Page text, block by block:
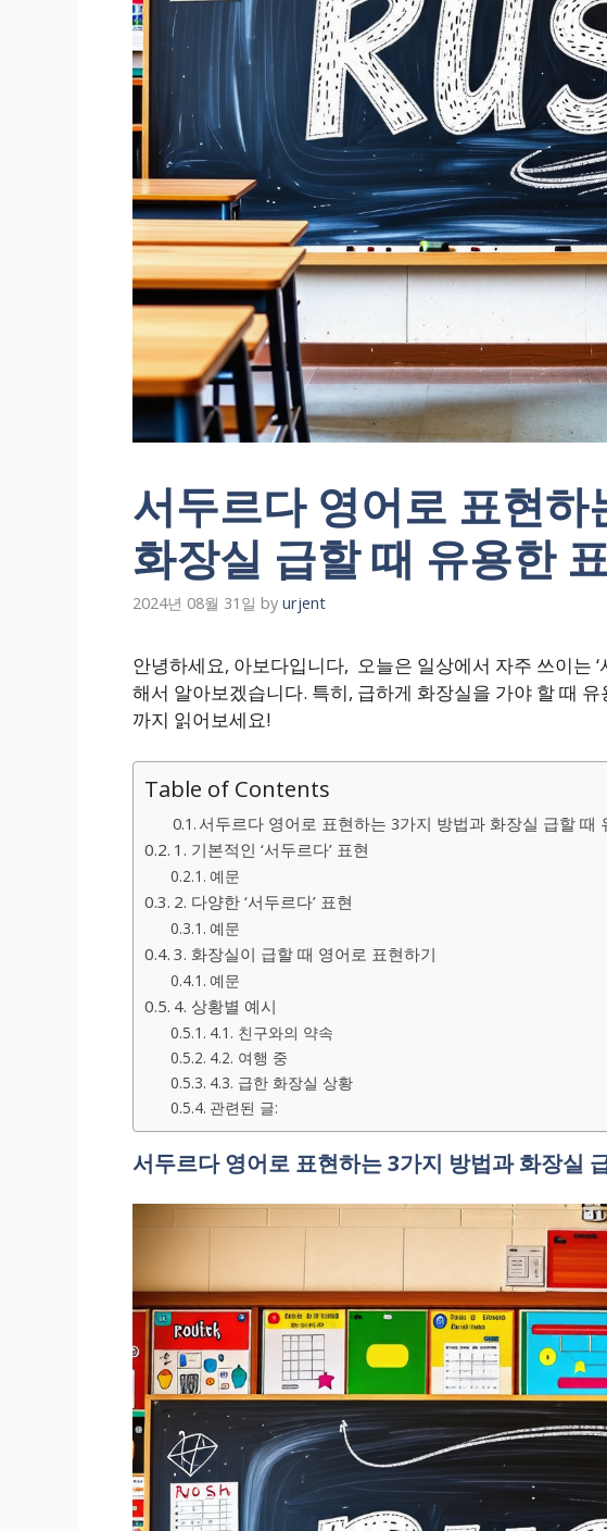
서두르다 영어로 표현
화장실 급할 때 유용한
2024년 08월 31일 by urjent
안녕하세요, 아보다입니다, 오늘은 일상에서 자주 쓰이는
해서 알아보겠습니다. 특히, 급하게 화장실을 가야 할 때
까지 읽어보세요!
Table of Contents
서두르다 영어로 표현하는 3가지 방법과 화장실 급할 때
1. 기본적인 ‘서두르다’ 표현
예문
2. 다양한 ‘서두르다’ 표현
예문
3. 화장실이 급할 때 영어로 표현하기
예문
4. 상황별 예시
4.1. 친구와의 약속
4.2. 여행 중
4.3. 급한 화장실 상황
관련된 글:
서두르다 영어로 표현하는 3가지 방법과 화장실